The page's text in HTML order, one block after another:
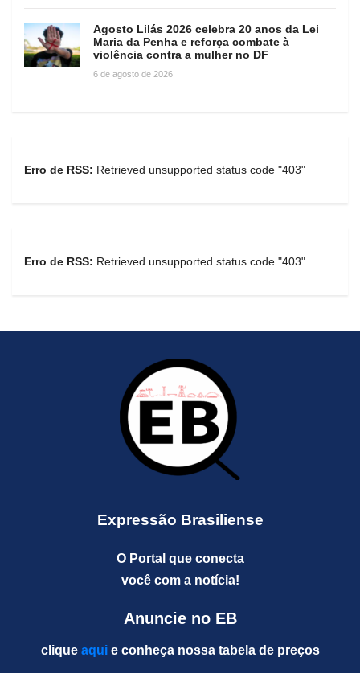
Agosto Lilás 2026 celebra 20 anos da Lei
Maria da Penha e reforça combate à
violência contra a mulher no DF
6 de agosto de 2026
Erro de RSS: Retrieved unsupported status code "403"
Erro de RSS: Retrieved unsupported status code "403"
Expressão Brasiliense
O Portal que conecta
você com a notícia!
Anuncie no EB
clique aquie conheça nossa tabela de preços